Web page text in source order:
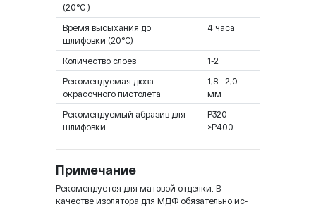
(20°C )
Время высыхания до
шлифовки (20°C)
4 часа
Количество слоев 1-2
Рекомендуемая дюза
окрасочного пистолета
1,8 - 2,0
мм
Рекомендуемый абразив для
шлифовки
P320-
>P400
Примечание
Рекомендуется для матовой отделки. В
качестве изолятора для MДФ обязательно ис-